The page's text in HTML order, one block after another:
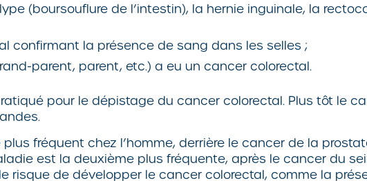
(boursouflure de l’intestin), la hernie inguinale, la
confirmant la présence de sang dans les selles ;
parent, parent, etc.) a eu un cancer colorectal.
pour le dépistage du cancer colorectal. Plus tôt le
fréquent chez l’homme, derrière le cancer de la
est la deuxième plus fréquente, après le cancer du
risque de développer le cancer colorectal, comme la